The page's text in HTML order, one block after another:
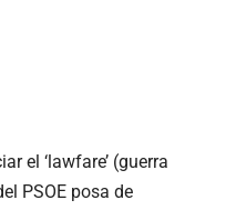
el ‘lawfare’ (guerra
PSOE posa de